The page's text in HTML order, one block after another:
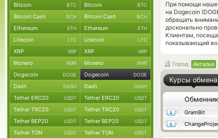
При помощи
на Dogecoin
обращать
досконально
Клиентам,
показывающий
Город: Анталья
Курсы обмена
Обменник
GramBit
Bitcoin BTC Bitcoin BTC
Bitcoin Cash BCH Bitcoin Cash BCH
Ethereum ETH Ethereum ETH
Litecoin LTC Litecoin LTC
XRP XRP XRP XRP
Monero XMR Monero XMR
Dogecoin DOGE Dogecoin DOGE
Dash DASH Dash DASH
Tether ERC20 USDT Tether ERC20 USDT
Tether TRC20 USDT Tether TRC20 USDT
Tether BEP20 USDT Tether BEP20 USDT
Tether TON USDT Tether TON USDT